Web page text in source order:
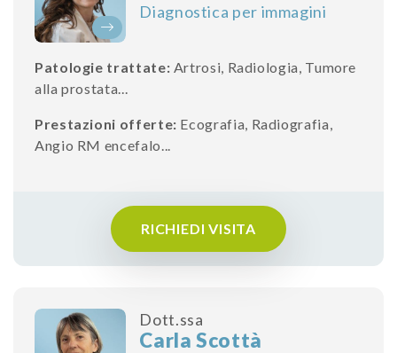
Diagnostica per immagini
Patologie trattate: Artrosi, Radiologia, Tumore
alla prostata...
Prestazioni offerte: Ecografia, Radiografia,
Angio RM encefalo...
RICHIEDI VISITA
Dott.ssa
Carla Scottà